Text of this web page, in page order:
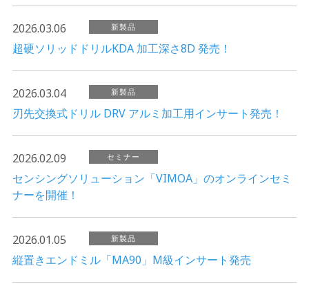
2026.03.06 新製品
超硬ソリッドドリルKDA 加工深さ8D 発売！
2026.03.04 新製品
刃先交換式ドリル DRV アルミ加工用インサート発売！
2026.02.09 セミナー
センシングソリューション「VIMOA」のオンラインセミ
ナーを開催！
2026.01.05 新製品
縦置きエンドミル「MA90」M級インサート発売